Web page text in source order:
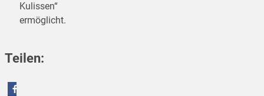
Kulissen“
ermöglicht.
Teilen: